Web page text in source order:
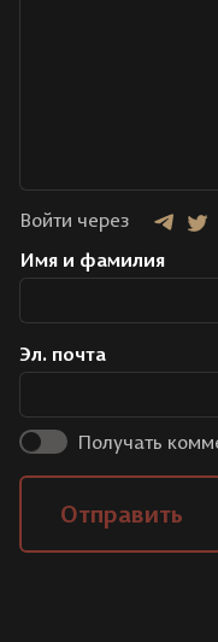
Войти через
Имя и фамилия
Эл. почта
Получать
Отправить